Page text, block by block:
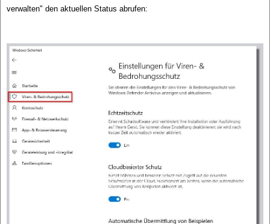
verwalten" den aktuellen Status abrufen: